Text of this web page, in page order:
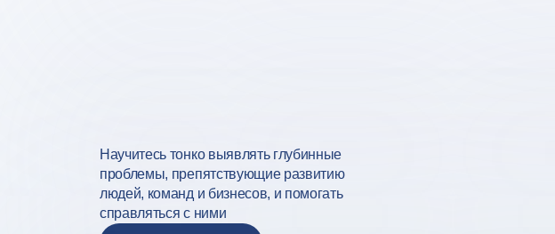
Научитесь тонко выявлять глубинные
проблемы, препятствующие развитию
людей, команд и бизнесов, и помогать
справляться с ними